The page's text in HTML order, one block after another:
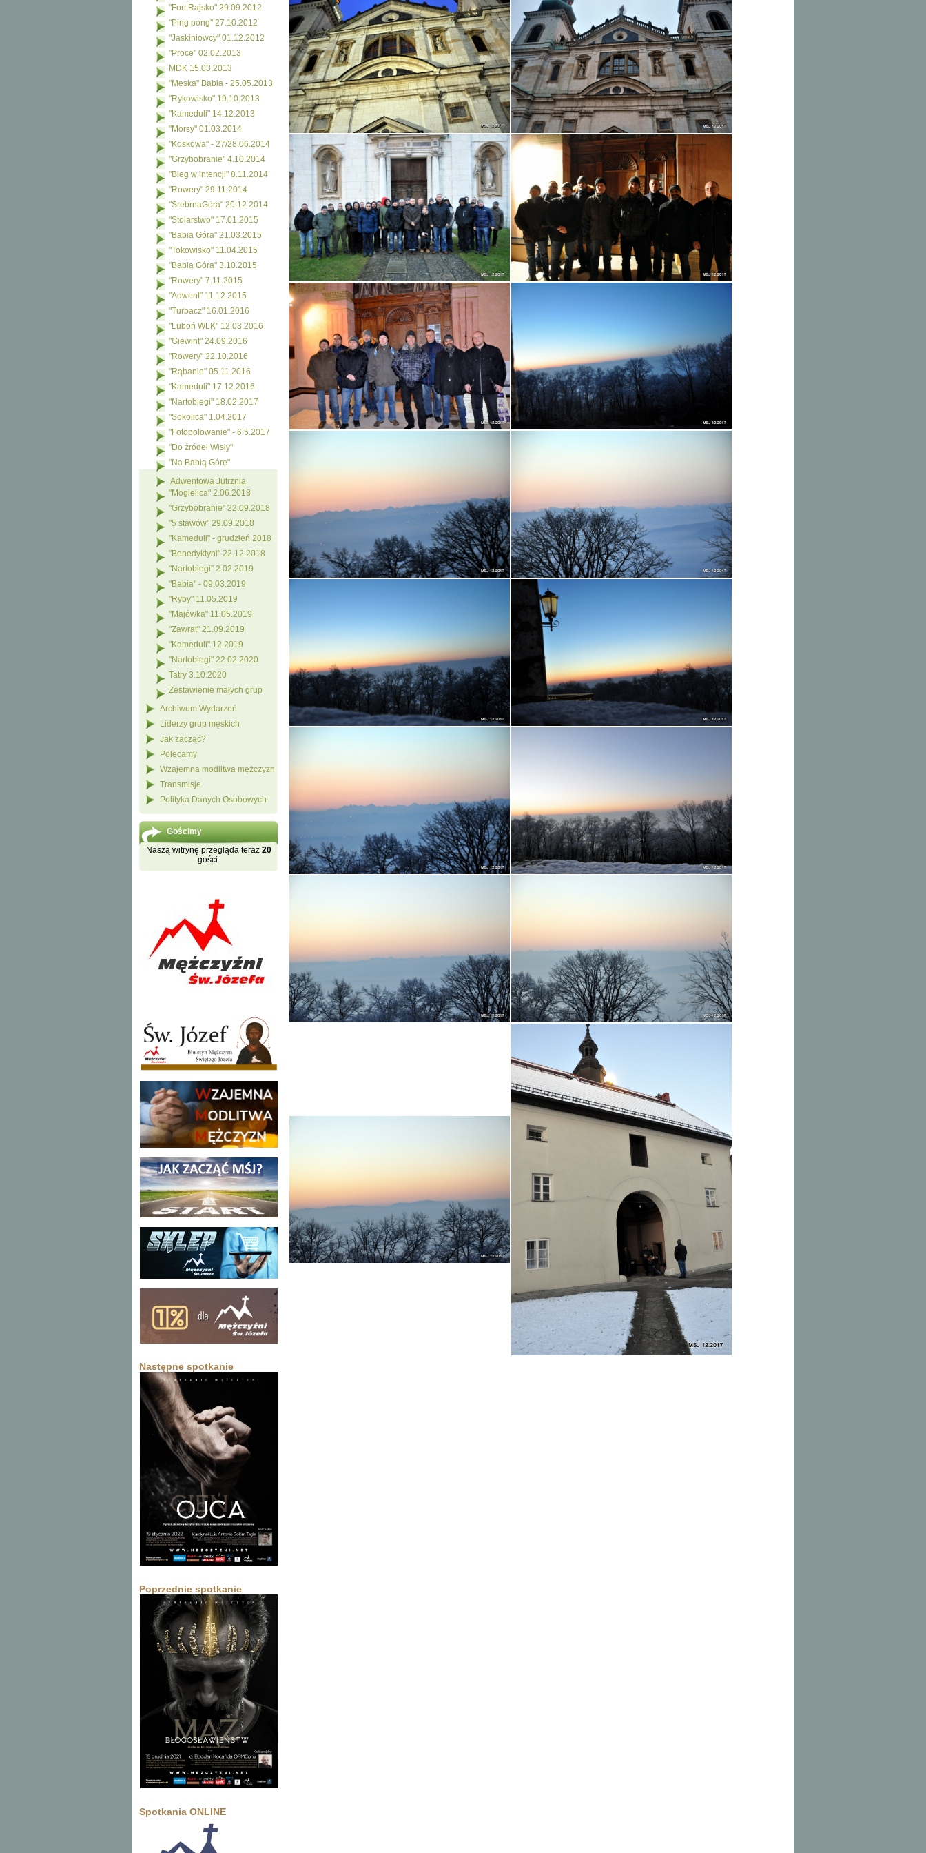
"Fort Rajsko" 29.09.2012
"Ping pong" 27.10.2012
"Jaskiniowcy" 01.12.2012
"Proce" 02.02.2013
MDK 15.03.2013
"Męska" Babia - 25.05.2013
"Rykowisko" 19.10.2013
"Kameduli" 14.12.2013
"Morsy" 01.03.2014
"Koskowa" - 27/28.06.2014
"Grzybobranie" 4.10.2014
"Bieg w intencji" 8.11.2014
"Rowery" 29.11.2014
"SrebrnaGóra" 20.12.2014
"Stolarstwo" 17.01.2015
"Babia Góra" 21.03.2015
"Tokowisko" 11.04.2015
"Babia Góra" 3.10.2015
"Rowery" 7.11.2015
"Adwent" 11.12.2015
"Turbacz" 16.01.2016
"Luboń WLK" 12.03.2016
"Giewint" 24.09.2016
"Rowery" 22.10.2016
"Rąbanie" 05.11.2016
"Kameduli" 17.12.2016
"Nartobiegi" 18.02.2017
"Sokolica" 1.04.2017
"Fotopolowanie" - 6.5.2017
"Do źródeł Wisły"
"Na Babią Górę"
Adwentowa Jutrznia
"Mogielica" 2.06.2018
"Grzybobranie" 22.09.2018
"5 stawów" 29.09.2018
"Kameduli" - grudzień 2018
"Benedyktyni" 22.12.2018
"Nartobiegi" 2.02.2019
"Babia" - 09.03.2019
"Ryby" 11.05.2019
"Majówka" 11.05.2019
"Zawrat" 21.09.2019
"Kameduli" 12.2019
"Nartobiegi" 22.02.2020
Tatry 3.10.2020
Zestawienie małych grup
Archiwum Wydarzeń
Liderzy grup męskich
Jak zacząć?
Polecamy
Wzajemna modlitwa mężczyzn
Transmisje
Polityka Danych Osobowych
Gościmy
Naszą witrynę przegląda teraz 20
gości
Następne spotkanie
Poprzednie spotkanie
Spotkania ONLINE